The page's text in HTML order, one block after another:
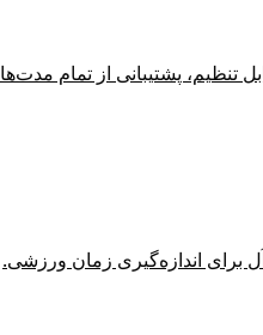
تنظیم، پشتیبانی از
برای اندازه‌گیری زمان ورزشی.